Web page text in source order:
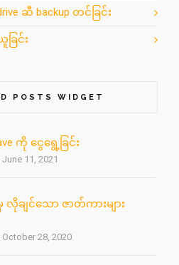
ဆီ backup တင်ခြင်း
ခြင်း
POSTS WIDGET
ကို ငွေရွေ့ခြင်း
11, 2021
မှ လိုချင်သော ဇာတ်ကားများ
October 28, 2020